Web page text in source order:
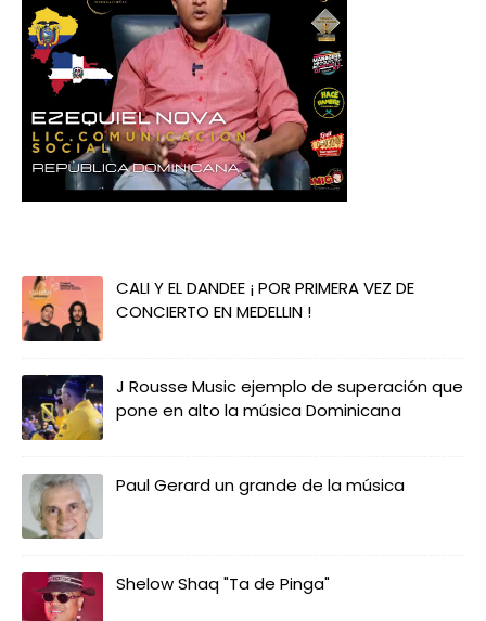
CALI Y EL DANDEE ¡ POR PRIMERA VEZ DE
CONCIERTO EN MEDELLIN !
J Rousse Music ejemplo de superación que
pone en alto la música Dominicana
Paul Gerard un grande de la música
Shelow Shaq "Ta de Pinga"